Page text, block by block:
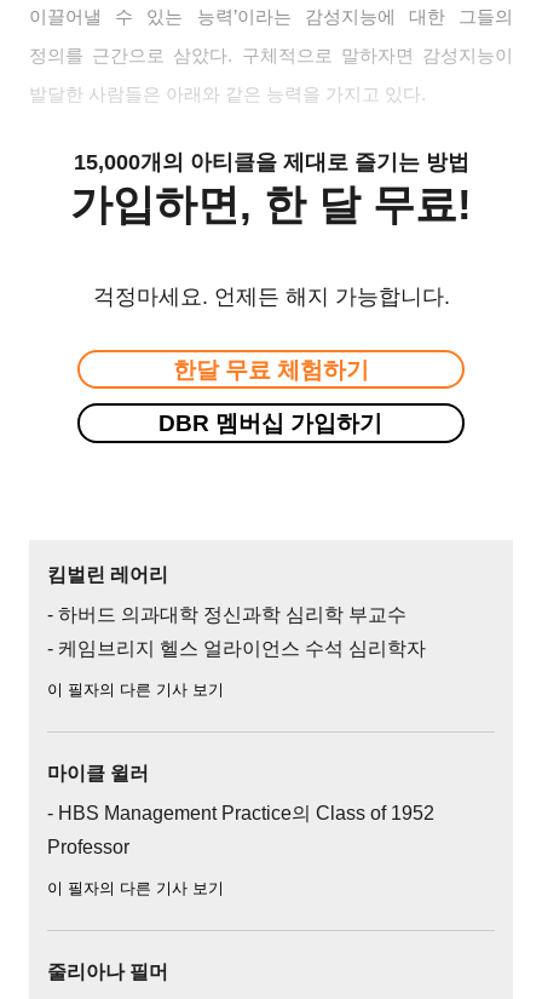
이끌어낼 수 있는 능력’이라는 감성지능에 대한 그들의
정의를 근간으로 삼았다. 구체적으로 말하자면 감성지능이
발달한 사람들은 아래와 같은 능력을 가지고 있다.
15,000개의 아티클을 제대로 즐기는 방법
가입하면, 한 달 무료!
걱정마세요. 언제든 해지 가능합니다.
한달 무료 체험하기
DBR 멤버십 가입하기
킴벌린 레어리
- 하버드 의과대학 정신과학 심리학 부교수
- 케임브리지 헬스 얼라이언스 수석 심리학자
이 필자의 다른 기사 보기
마이클 윌러
- HBS Management Practice의 Class of 1952
Professor
이 필자의 다른 기사 보기
줄리아나 필머